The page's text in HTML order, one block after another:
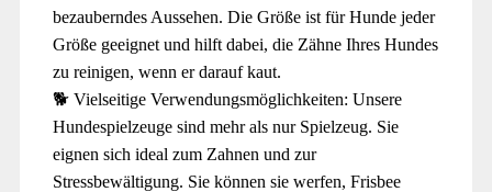
bezauberndes Aussehen. Die Größe ist für Hunde jeder
Größe geeignet und hilft dabei, die Zähne Ihres Hundes
zu reinigen, wenn er darauf kaut.
🐕 Vielseitige Verwendungsmöglichkeiten: Unsere
Hundespielzeuge sind mehr als nur Spielzeug. Sie
eignen sich ideal zum Zahnen und zur
Stressbewältigung. Sie können sie werfen, Frisbee